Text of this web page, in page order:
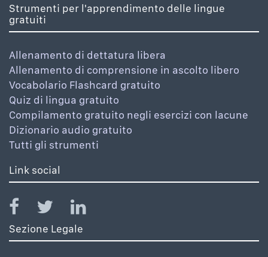
Strumenti per l'apprendimento delle lingue
gratuiti
Allenamento di dettatura libera
Allenamento di comprensione in ascolto libero
Vocabolario Flashcard gratuito
Quiz di lingua gratuito
Compilamento gratuito negli esercizi con lacune
Dizionario audio gratuito
Tutti gli strumenti
Link social
Sezione Legale